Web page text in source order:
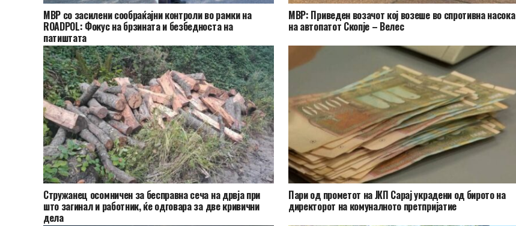
МВР со засилени сообраќајни контроли во рамки на
ROADPOL: Фокус на брзината и безбедноста на
патиштата
МВР: Приведен возачот кој возеше во спротивна насока
на автопатот Скопје – Велес
Стружанец осомничен за бесправна сеча на дрвја при
што загинал и работник, ќе одговара за две кривични
дела
Пари од прометот на ЈКП Сарај украдени од бирото на
директорот на комуналното претпријатие